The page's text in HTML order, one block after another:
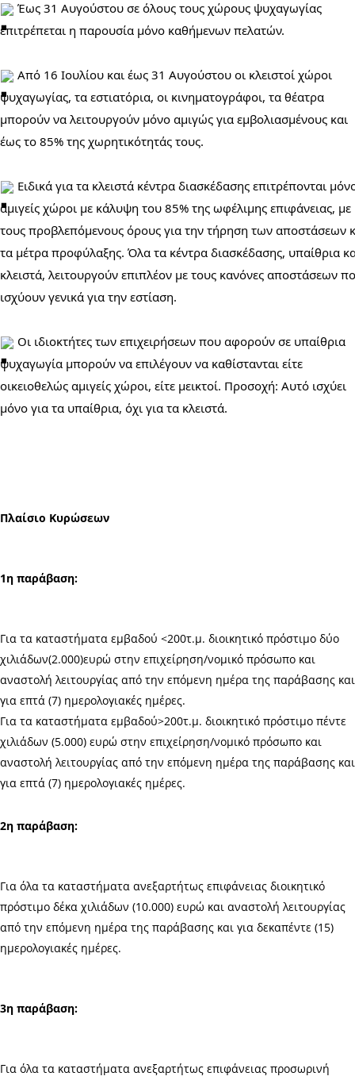
Έως 31 Αυγούστου σε όλους τους χώρους ψυχαγωγίας
επιτρέπεται η παρουσία μόνο καθήμενων πελατών.
Aπό 16 Ιουλίου και έως 31 Αυγούστου οι κλειστοί χώροι
ψυχαγωγίας, τα εστιατόρια, οι κινηματογράφοι, τα θέατρα
μπορούν να λειτουργούν μόνο αμιγώς για εμβολιασμένους και
έως το 85% της χωρητικότητάς τους.
Ειδικά για τα κλειστά κέντρα διασκέδασης επιτρέπονται
αμιγείς χώροι με κάλυψη του 85% της ωφέλιμης επιφάνειας, με
τους προβλεπόμενους όρους για την τήρηση των αποστάσεων
τα μέτρα προφύλαξης. Όλα τα κέντρα διασκέδασης, υπαίθρια
κλειστά, λειτουργούν επιπλέον με τους κανόνες αποστάσεων
ισχύουν γενικά για την εστίαση.
Οι ιδιοκτήτες των επιχειρήσεων που αφορούν σε υπαίθρια
ψυχαγωγία μπορούν να επιλέγουν να καθίστανται είτε
οικειοθελώς αμιγείς χώροι, είτε μεικτοί. Προσοχή: Αυτό ισχύει
μόνο για τα υπαίθρια, όχι για τα κλειστά.
Πλαίσιο Κυρώσεων
1η παράβαση:
Για τα καταστήματα εμβαδού <200τ.μ. διοικητικό πρόστιμο δύο
χιλιάδων(2.000)ευρώ στην επιχείρηση/νομικό πρόσωπο και
αναστολή λειτουργίας από την επόμενη ημέρα της παράβασης και
για επτά (7) ημερολογιακές ημέρες.
Για τα καταστήματα εμβαδού>200τ.μ. διοικητικό πρόστιμο πέντε
χιλιάδων (5.000) ευρώ στην επιχείρηση/νομικό πρόσωπο και
αναστολή λειτουργίας από την επόμενη ημέρα της παράβασης και
για επτά (7) ημερολογιακές ημέρες.
2η παράβαση:
Για όλα τα καταστήματα ανεξαρτήτως επιφάνειας διοικητικό
πρόστιμο δέκα χιλιάδων (10.000) ευρώ και αναστολή λειτουργίας
από την επόμενη ημέρα της παράβασης και για δεκαπέντε (15)
ημερολογιακές ημέρες.
3η παράβαση:
Για όλα τα καταστήματα ανεξαρτήτως επιφάνειας προσωρινή